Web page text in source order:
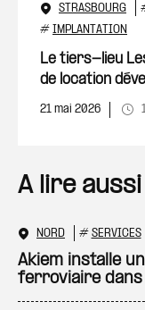
STRASBOURG
# IMPLANTATION
Le tiers-lieu
de location
21 mai 2026
A lire aussi
NORD # SERVICES
Akiem installe
ferroviaire dans